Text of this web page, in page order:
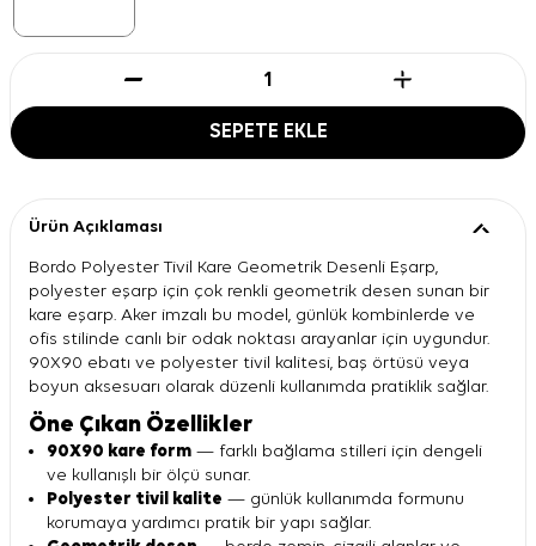
SEPETE EKLE
Ürün Açıklaması
Bordo Polyester Tivil Kare Geometrik Desenli Eşarp,
polyester eşarp için çok renkli geometrik desen sunan bir
kare eşarp. Aker imzalı bu model, günlük kombinlerde ve
ofis stilinde canlı bir odak noktası arayanlar için uygundur.
90X90 ebatı ve polyester tivil kalitesi, baş örtüsü veya
boyun aksesuarı olarak düzenli kullanımda pratiklik sağlar.
Öne Çıkan Özellikler
90X90 kare form — farklı bağlama stilleri için dengeli
ve kullanışlı bir ölçü sunar.
Polyester tivil kalite — günlük kullanımda formunu
korumaya yardımcı pratik bir yapı sağlar.